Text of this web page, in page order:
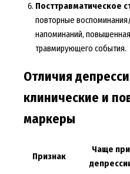
Посттравматическое
повторные
напоминаний,
травмирующего события.
Отличия
клинические и
маркеры
Признак
Чаще при